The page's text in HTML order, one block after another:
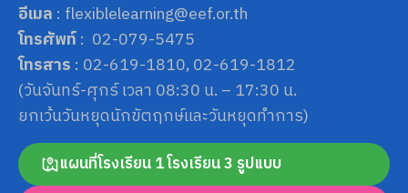
อีเมล : flexiblelearning@eef.or.th
โทรศัพท์: 02-079-5475
โทรสาร : 02-619-1810, 02-619-1812
(วันจันทร์-ศุกร์ เวลา 08:30 น. – 17:30 น.
ยกเว้นวันหยุดนักขัตฤกษ์และวันหยุดทำการ)
แผนที่โรงเรียน 1 โรงเรียน 3 รูปแบบ